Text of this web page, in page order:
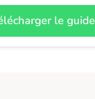
le guide